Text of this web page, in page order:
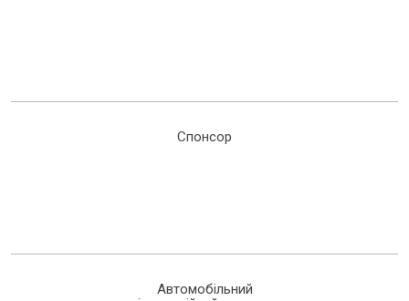
Спонсор
Автомобільний